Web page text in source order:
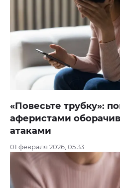
«Повесьте трубку»:
аферистами
атаками
01 февраля 2026, 05:33